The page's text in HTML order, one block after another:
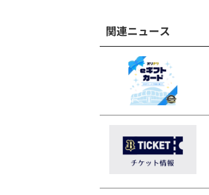
関連ニュース